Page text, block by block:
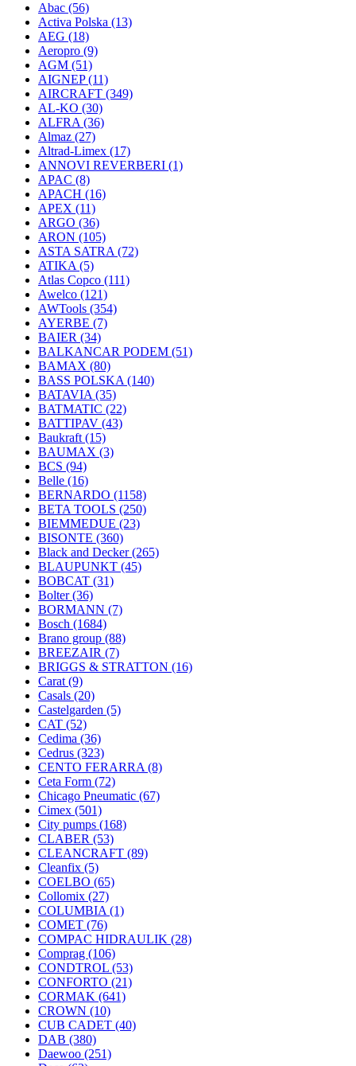
Abac (56)
Activa Polska (13)
AEG (18)
Aeropro (9)
AGM (51)
AIGNEP(11)
AIRCRAFT (349)
AL-KO (30)
ALFRA (36)
Almaz (27)
Altrad-Limex (17)
ANNOVI REVERBERI (1)
APAC (8)
APACH (16)
APEX (11)
ARGO (36)
ARON (105)
ASTA SATRA (72)
ATIKA (5)
Atlas Copco (111)
Awelco (121)
AWTools (354)
AYERBE (7)
BAIER (34)
BALKANCAR PODEM (51)
BAMAX (80)
BASS POLSKA (140)
BATAVIA (35)
BATMATIC (22)
BATTIPAV (43)
Baukraft (15)
BAUMAX (3)
BCS (94)
Belle (16)
BERNARDO (1158)
BETA TOOLS (250)
BIEMMEDUE (23)
BISONTE (360)
Black and Decker(265)
BLAUPUNKT (45)
BOBCAT (31)
Bolter(36)
BORMANN (7)
Bosch (1684)
Brano group (88)
BREEZAIR (7)
BRIGGS & STRATTON (16)
Carat (9)
Casals (20)
Castelgarden (5)
CAT (52)
Cedima (36)
Cedrus (323)
CENTO FERARRA (8)
Ceta Form (72)
Chicago Pneumatic (67)
Cimex (501)
City pumps (168)
CLABER (53)
CLEANCRAFT (89)
Cleanfix (5)
COELBO (65)
Collomix (27)
COLUMBIA (1)
COMET (76)
COMPAC HIDRAULIK (28)
Comprag (106)
CONDTROL (53)
CONFORTO (21)
CORMAK (641)
CROWN (10)
CUB CADET (40)
DAB (380)
Daewoo (251)